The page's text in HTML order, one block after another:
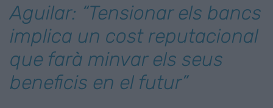
Aguilar: “Tensionar els bancs
implica un cost reputacional
que farà minvar els seus
beneficis en el futur”